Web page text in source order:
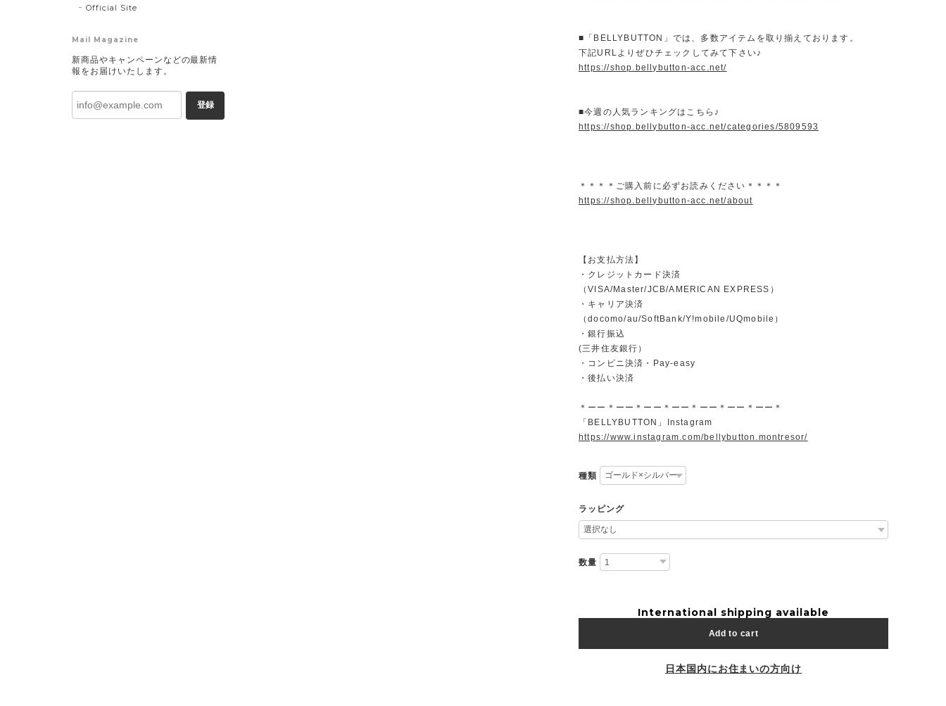
■「BELLYBUTTON」では、多数アイテムを取り揃えております。
下記URLよりぜひチェックしてみて下さい♪
https://shop.bellybutton-acc.net/
■今週の人気ランキングはこちら♪
https://shop.bellybutton-acc.net/categories/5809593
＊＊＊＊ご購入前に必ずお読みください＊＊＊＊
https://shop.bellybutton-acc.net/about
【お支払方法】
・クレジットカード決済
（VISA/Master/JCB/AMERICAN EXPRESS）
・キャリア決済
（docomo/au/SoftBank/Y!mobile/UQmobile）
・銀行振込
(三井住友銀行）
・コンビニ決済・Pay-easy
・後払い決済
＊ーー＊ーー＊ーー＊ーー＊ーー＊ーー＊ーー＊
「BELLYBUTTON」Instagram
https://www.instagram.com/bellybutton.montresor/
種類
ラッピング
数量
International shipping available
Add to cart
日本国内にお住まいの方向け
Official Site
Mail Magazine
新商品やキャンペーンなどの最新情
報をお届けいたします。
登録